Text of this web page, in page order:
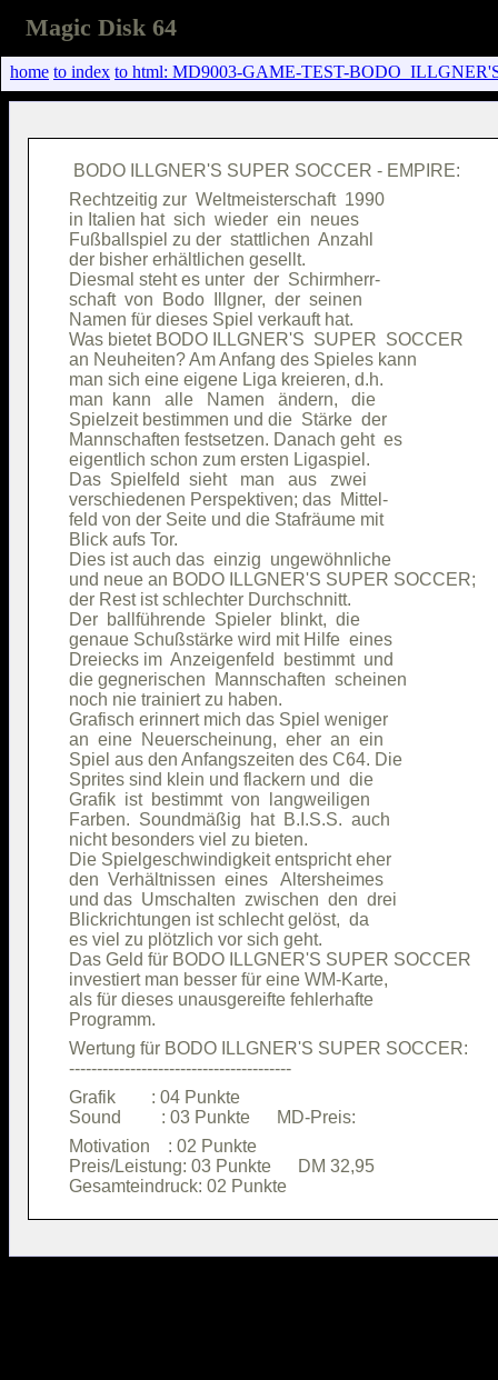
Magic Disk 64
home to index to html: MD9003-GAME-TEST-
Rechtzeitig zur  Weltmeisterschaft  1990
in Italien hat  sich  wieder  ein  neues
Fußballspiel zu der  stattlichen  Anzahl
der bisher erhältlichen gesellt.
Diesmal steht es unter  der  Schirmherr-
schaft  von  Bodo  Illgner,  der  seinen
Namen für dieses Spiel verkauft hat.
Was bietet BODO ILLGNER'S  SUPER  SOCCER
an Neuheiten? Am Anfang des Spieles kann
man sich eine eigene Liga kreieren, d.h.
man  kann   alle   Namen   ändern,   die
Spielzeit bestimmen und die  Stärke  der
Mannschaften festsetzen. Danach geht  es
eigentlich schon zum ersten Ligaspiel.
Das  Spielfeld  sieht   man   aus   zwei
verschiedenen Perspektiven; das  Mittel-
feld von der Seite und die Stafräume mit
Blick aufs Tor.
Dies ist auch das  einzig  ungewöhnliche
und neue an BODO ILLGNER'S SUPER SOCCER;
der Rest ist schlechter Durchschnitt.
Der  ballführende  Spieler  blinkt,  die
genaue Schußstärke wird mit Hilfe  eines
Dreiecks im  Anzeigenfeld  bestimmt  und
die gegnerischen  Mannschaften  scheinen
noch nie trainiert zu haben.
Grafisch erinnert mich das Spiel weniger
an  eine  Neuerscheinung,  eher  an  ein
Spiel aus den Anfangszeiten des C64. Die
Sprites sind klein und flackern und  die
Grafik  ist  bestimmt  von  langweiligen
Farben.  Soundmäßig  hat  B.I.S.S.  auch
nicht besonders viel zu bieten.
Die Spielgeschwindigkeit entspricht eher
den  Verhältnissen  eines   Altersheimes
und das  Umschalten  zwischen  den  drei
Blickrichtungen ist schlecht gelöst,  da
es viel zu plötzlich vor sich geht.
Das Geld für BODO ILLGNER'S SUPER SOCCER
investiert man besser für eine WM-Karte,
als für dieses unausgereifte fehlerhafte
Wertung für BODO ILLGNER'S SUPER SOCCER:
Grafik        : 04 Punkte
Motivation    : 02 Punkte
Preis/Leistung: 03 Punkte      DM 32,95